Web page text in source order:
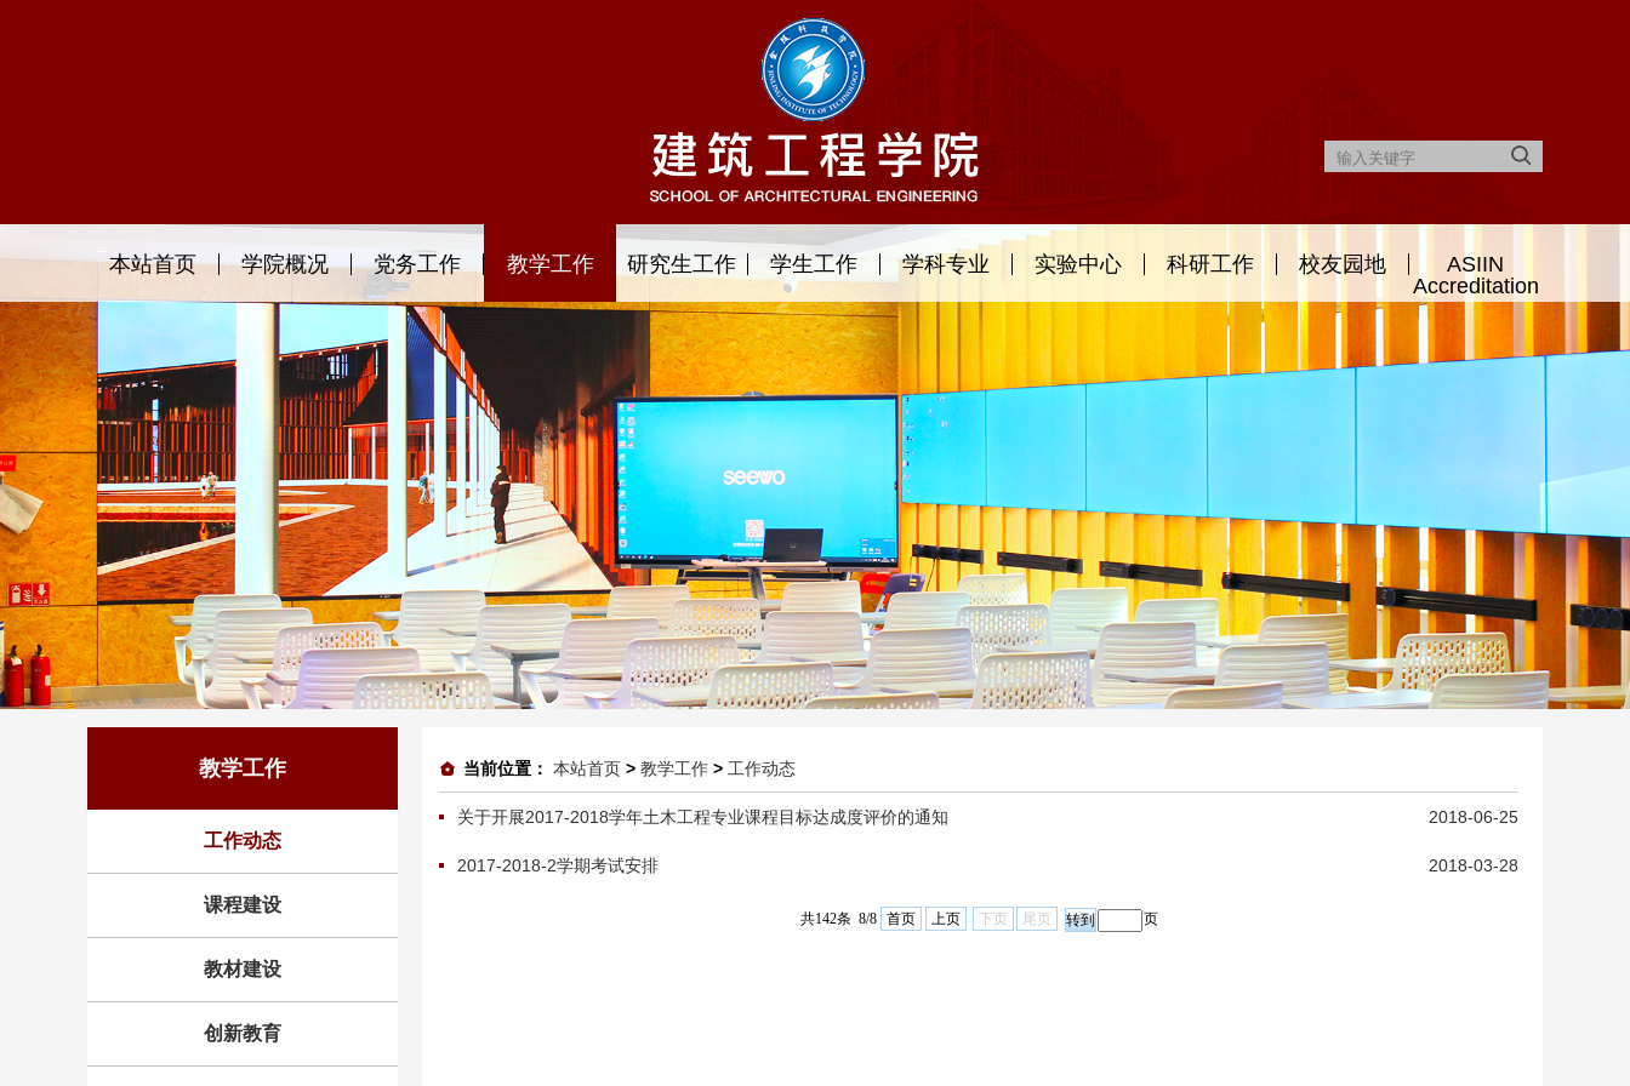
本站首页 学院概况 党务工作 教学工作 研究生工作 学生工作 学科专业 实验中心 科研工作 校友园地
ASIIN
Accreditation
教学工作
工作动态
课程建设
教材建设
创新教育
当前位置： 本站首页 > 教学工作 > 工作动态
2018-06-25
关于开展2017-2018学年土木工程专业课程目标达成度评价的通知
2018-03-28
2017-2018-2学期考试安排
共142条 8/8 首页 上页 下页 尾页 页